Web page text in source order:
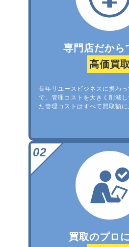
専門店だから
高価買取
長年リユースビジネスに携わ
で、管理コストを大きく削減
た管理コストはすべて買取額に
買取のプロ